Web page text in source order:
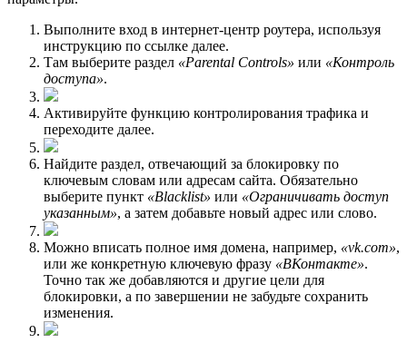
Выполните вход в интернет-центр роутера, используя
инструкцию по ссылке далее.
Там выберите раздел «Parental Controls» или «Контроль
доступа».
Активируйте функцию контролирования трафика и
переходите далее.
Найдите раздел, отвечающий за блокировку по
ключевым словам или адресам сайта. Обязательно
выберите пункт «Blacklist» или «Ограничивать доступ
указанным», а затем добавьте новый адрес или слово.
Можно вписать полное имя домена, например, «vk.com»,
или же конкретную ключевую фразу «ВКонтакте».
Точно так же добавляются и другие цели для
блокировки, а по завершении не забудьте сохранить
изменения.